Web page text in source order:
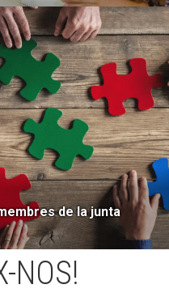
de la junta
NOS!